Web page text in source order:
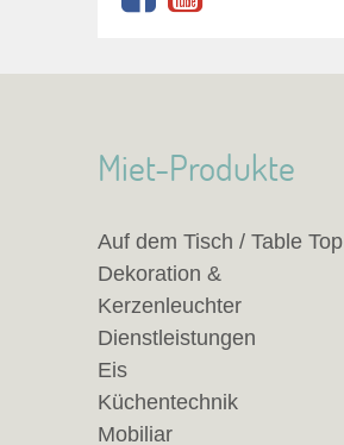
Miet-Produkte
Auf dem Tisch / Table Top
Dekoration &
Kerzenleuchter
Dienstleistungen
Eis
Küchentechnik
Mobiliar